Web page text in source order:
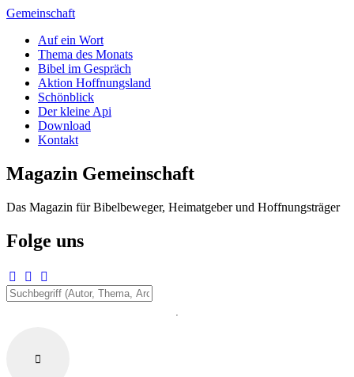
Zum
springen
Gemeinschaft
Auf ein Wort
Thema des Monats
Bibel im Gespräch
Aktion Hoffnungsland
Schönblick
Der kleine Api
Download
Kontakt
Magazin Gemeinschaft
Das Magazin für Bibelbeweger, Heimatgeber und Hoffnungsträger
Folge uns